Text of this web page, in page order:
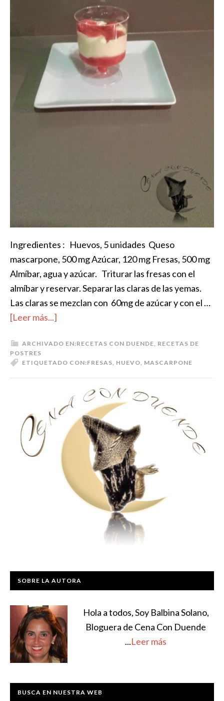
Ingredientes : Huevos, 5 unidades Queso
mascarpone, 500 mg Azúcar, 120 mg Fresas, 500 mg
Almíbar, agua y azúcar. Triturar las fresas con el
almíbar y reservar. Separar las claras de las yemas.
Las claras se mezclan con 60mg de azúcar y con el …
[Leer más...]
ARCHIVADO EN:RECETAS CON DUENDE RECETAS DE
POSTRES
ETIQUETADO CON:FRESAS HUEVO MASCARPONE
SOBRE LA AUTORA
Hola a todos, Soy Balbina Solano,
Bloguera de Cena Con Duende
...Leer más
BUSCA EN NUESTRA WEB